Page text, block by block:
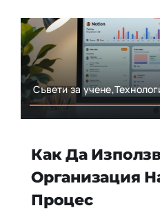
Съвети за
Как Да
Организация
Процес